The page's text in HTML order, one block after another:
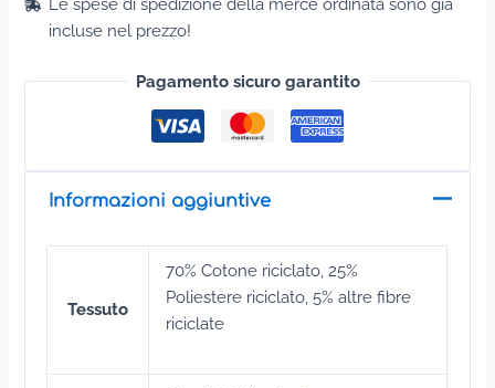
incluse nel prezzo!
Pagamento sicuro garantito
Informazioni aggiuntive
Tessuto
70% Cotone riciclato, 25%
Poliestere riciclato, 5% altre fibre
riciclate